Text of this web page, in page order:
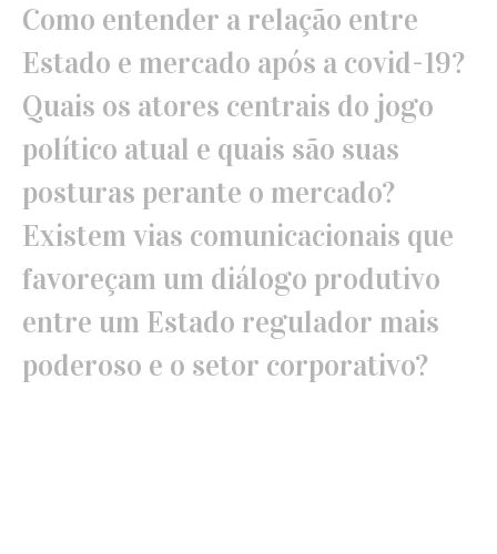
Como entender a relação entre
Estado e mercado após a covid-19?
Quais os atores centrais do jogo
político atual e quais são suas
posturas perante o mercado?
Existem vias comunicacionais que
favoreçam um diálogo produtivo
entre um Estado regulador mais
poderoso e o setor corporativo?